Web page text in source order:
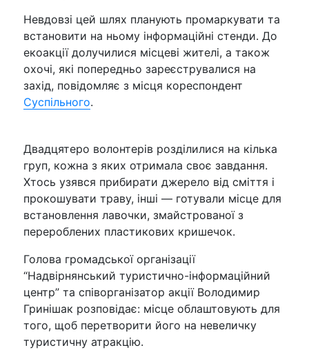
Невдовзі цей шлях планують промаркувати та
встановити на ньому інформаційні стенди. До
екоакції долучилися місцеві жителі, а також
охочі, які попередньо зареєструвалися на
захід, повідомляє з місця кореспондент
Суспільного.
Двадцятеро волонтерів розділилися на кілька
груп, кожна з яких отримала своє завдання.
Хтось узявся прибирати джерело від сміття і
прокошувати траву, інші — готували місце для
встановлення лавочки, змайстрованої з
перероблених пластикових кришечок.
Голова громадської організації
“Надвірнянський туристично-інформаційний
центр” та співорганізатор акції Володимир
Гринішак розповідає: місце облаштовують для
того, щоб перетворити його на невеличку
туристичну атракцію.